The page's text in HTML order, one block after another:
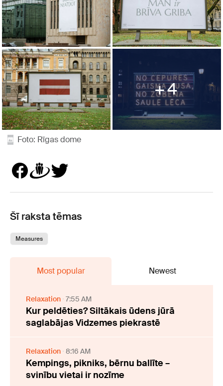
4
Foto: Rīgas dome
Šī raksta tēmas
Measures
Most popular Newest
Relaxation 7:55 AM
Kur peldēties? Siltākais ūdens jūrā
saglabājas Vidzemes piekrastē
Relaxation 8:16 AM
Kempings, pikniks, bērnu ballīte –
svinību vietai ir nozīme